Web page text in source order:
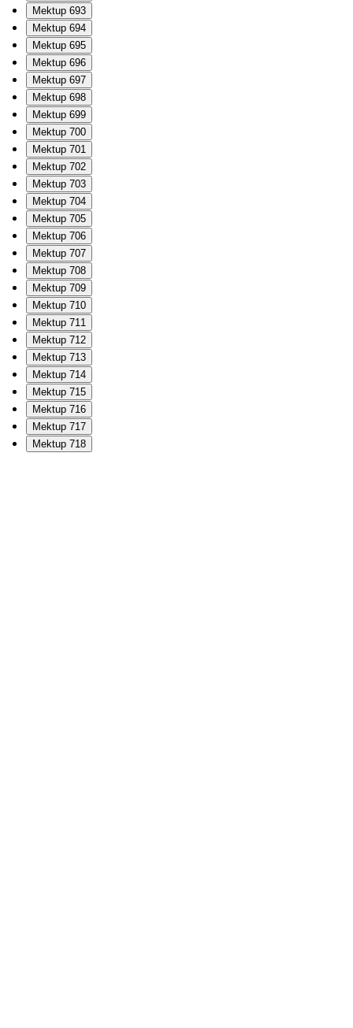
Mektup 693
Mektup 694
Mektup 695
Mektup 696
Mektup 697
Mektup 698
Mektup 699
Mektup 700
Mektup 701
Mektup 702
Mektup 703
Mektup 704
Mektup 705
Mektup 706
Mektup 707
Mektup 708
Mektup 709
Mektup 710
Mektup 711
Mektup 712
Mektup 713
Mektup 714
Mektup 715
Mektup 716
Mektup 717
Mektup 718